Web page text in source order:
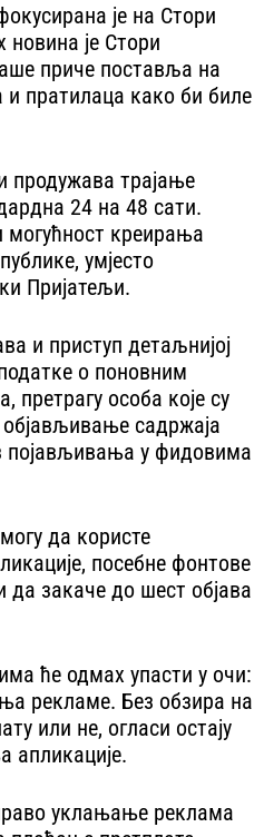
је на Стори
новина је Стори
приче поставља на
и пратилаца како би биле
продужава трајање
24 на 48 сати.
могућност креирања
умјесто
Пријатељи.
и приступ детаљнијој
о поновним
претрагу особа које су
садржаја
појављивања у фидовима
да користе
посебне фонтове
да закаче до шест објава
ће одмах упасти у очи:
рекламе. Без обзира на
или не, огласи остају
апликације.
уклањање реклама